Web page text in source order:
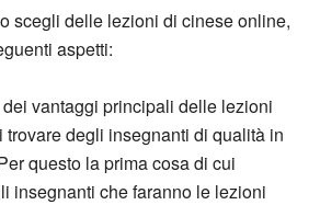
scegli delle lezioni di cinese online,
aspetti:
dei vantaggi principali delle lezioni
trovare degli insegnanti di qualità in
questo la prima cosa di cui
insegnanti che faranno le lezioni